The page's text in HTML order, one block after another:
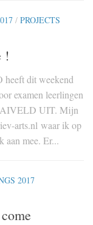
/ PROJECTS
!
dit weekend
examen leerlingen
UIT. Mijn
arts.nl waar ik op
aan mee. Er...
2017